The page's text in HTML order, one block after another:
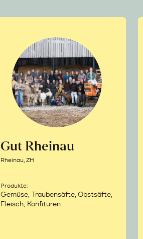
Gut Rheinau
Rheinau, ZH
Produkte:
Gemüse, Traubensäfte, Obstsäfte,
Fleisch, Konfitüren